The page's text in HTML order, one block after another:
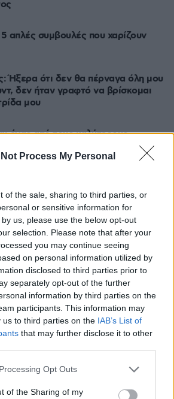
Not Process My Personal
of the sale, sharing to third parties, or
or sensitive information for
us, please use the below opt-out
selection. Please note that after your
you may continue seeing
on personal information utilized by
disclosed to third parties prior to
separately opt-out of the further
information by third parties on the
participants. This information may
us to third parties on the IAB’s List of
that may further disclose it to other
website/app uses one or more Google
or usage behaviour. You may click to
Opt Outs
of the Sharing of my
5 απλές συμβουλές που χαρίζουν
Ήξερα ότι δεν θα πέρναγα όλη μου
δεν ήταν γραφτό να βρίσκομαι
μου
ένας από τους καλύτερους